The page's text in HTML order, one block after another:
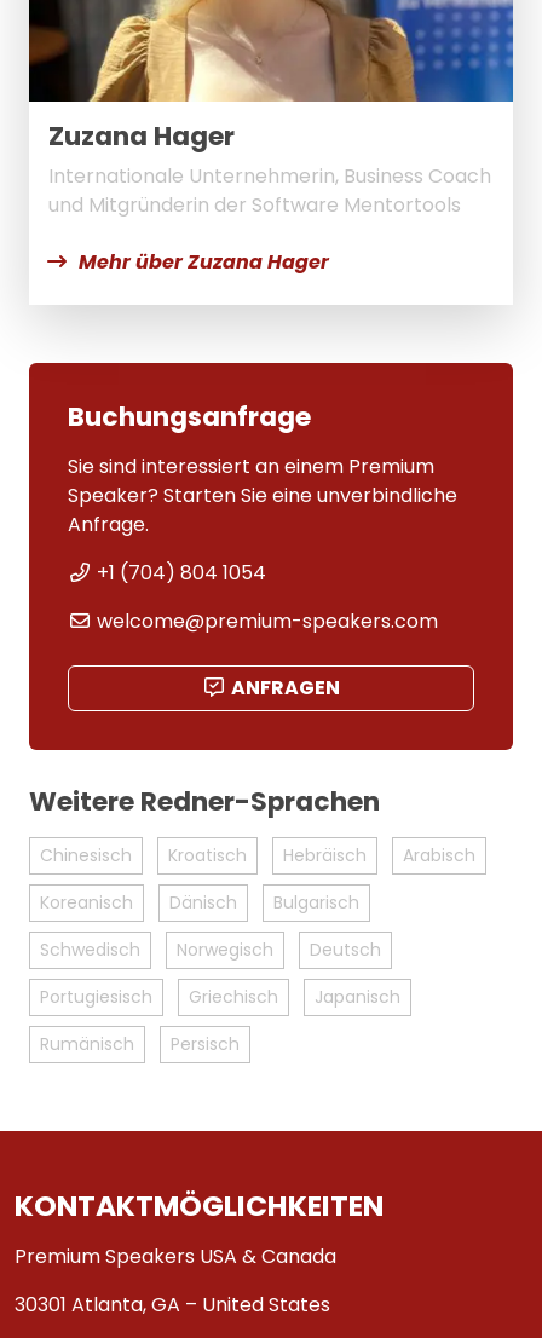
Zuzana Hager
Internationale Unternehmerin, Business Coach
und Mitgründerin der Software Mentortools
Mehr über Zuzana Hager
Buchungsanfrage
Sie sind interessiert an einem Premium
Speaker? Starten Sie eine unverbindliche
Anfrage.
+1 (704) 804 1054
welcome@premium-speakers.com
ANFRAGEN
Weitere Redner-Sprachen
Chinesisch Kroatisch Hebräisch
Arabisch
Koreanisch
Dänisch
Bulgarisch
Schwedisch
Norwegisch
Deutsch
Portugiesisch
Griechisch
Japanisch
Rumänisch
Persisch
KONTAKTMÖGLICHKEITEN
Premium Speakers USA & Canada
30301 Atlanta, GA – United States